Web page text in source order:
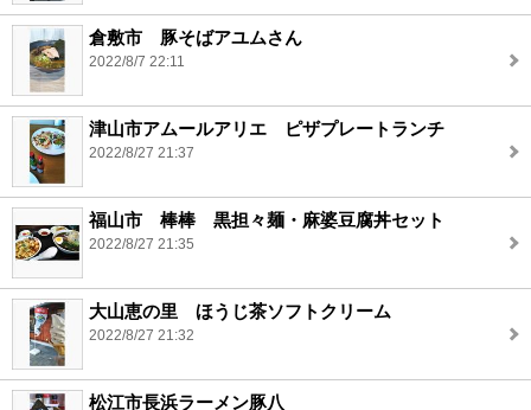
倉敷市 豚そばアユムさん
2022/8/7 22:11
津山市アムールアリエ ピザプレートランチ
2022/8/27 21:37
福山市 棒棒 黒担々麺・麻婆豆腐丼セット
2022/8/27 21:35
大山恵の里 ほうじ茶ソフトクリーム
2022/8/27 21:32
松江市長浜ラーメン豚八